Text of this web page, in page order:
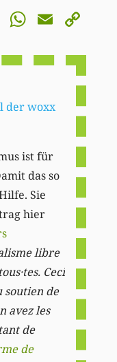
BlueskyEmail
der woxx
ist für
das so
Sie
hier
libre
Ceci
soutien de
avez les
de
de